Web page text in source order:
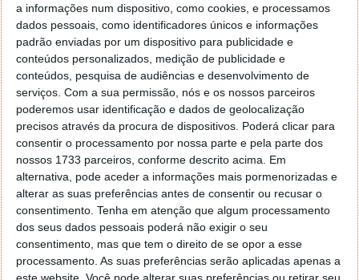
a informações num dispositivo, como cookies, e processamos
dados pessoais, como identificadores únicos e informações
padrão enviadas por um dispositivo para publicidade e
conteúdos personalizados, medição de publicidade e
conteúdos, pesquisa de audiências e desenvolvimento de
serviços. Com a sua permissão, nós e os nossos parceiros
poderemos usar identificação e dados de geolocalização
precisos através da procura de dispositivos. Poderá clicar para
consentir o processamento por nossa parte e pela parte dos
nossos 1733 parceiros, conforme descrito acima. Em
alternativa, pode aceder a informações mais pormenorizadas e
alterar as suas preferências antes de consentir ou recusar o
consentimento. Tenha em atenção que algum processamento
dos seus dados pessoais poderá não exigir o seu
consentimento, mas que tem o direito de se opor a esse
processamento. As suas preferências serão aplicadas apenas a
este website. Você pode alterar suas preferências ou retirar seu
Como a Google já referiu, a principal razão para o
lançamento no início do ano é garantir que mais
smartphones possam ser lançados com ele a bordo.
Isto inclui, obviamente, a família Pixel 10, que, se a
história de 2024 se repetir, será revelada em agosto,
mas provavelmente também inclui os próximos
dobráveis ​​da Samsung, com lançamento previsto
para julho.
Esta data é importante e marcará um novo momento
dentro do universo Android. A nova versão terá assim
tempo de ser estabilizada e livre de problemas, sendo
por isso melhor quando o próximo Pixel chegar ao
mercado, mais tarde, como é normal na Google.